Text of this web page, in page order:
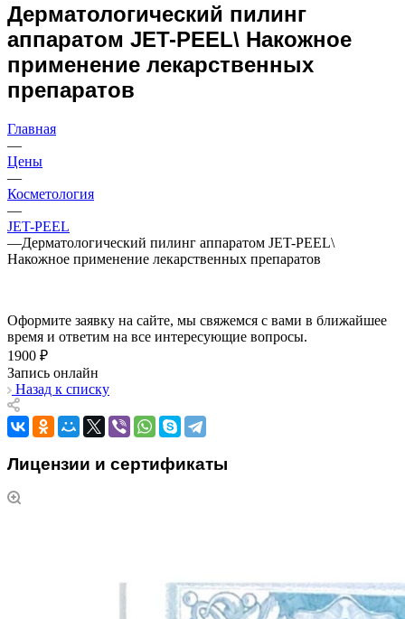
Дерматологический пилинг
аппаратом JET-PEEL\ Накожное
применение лекарственных
препаратов
Главная
—
Цены
—
Косметология
—
JET-PEEL
—Дерматологический пилинг аппаратом JET-PEEL\
Накожное применение лекарственных препаратов
Оформите заявку на сайте, мы свяжемся с вами в ближайшее
время и ответим на все интересующие вопросы.
1900 ₽
Запись онлайн
Назад к списку
Лицензии и сертификаты